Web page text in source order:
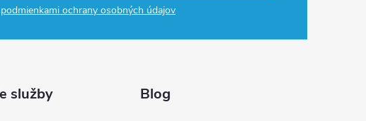
podmienkami ochrany osobných údajov
služby Blog